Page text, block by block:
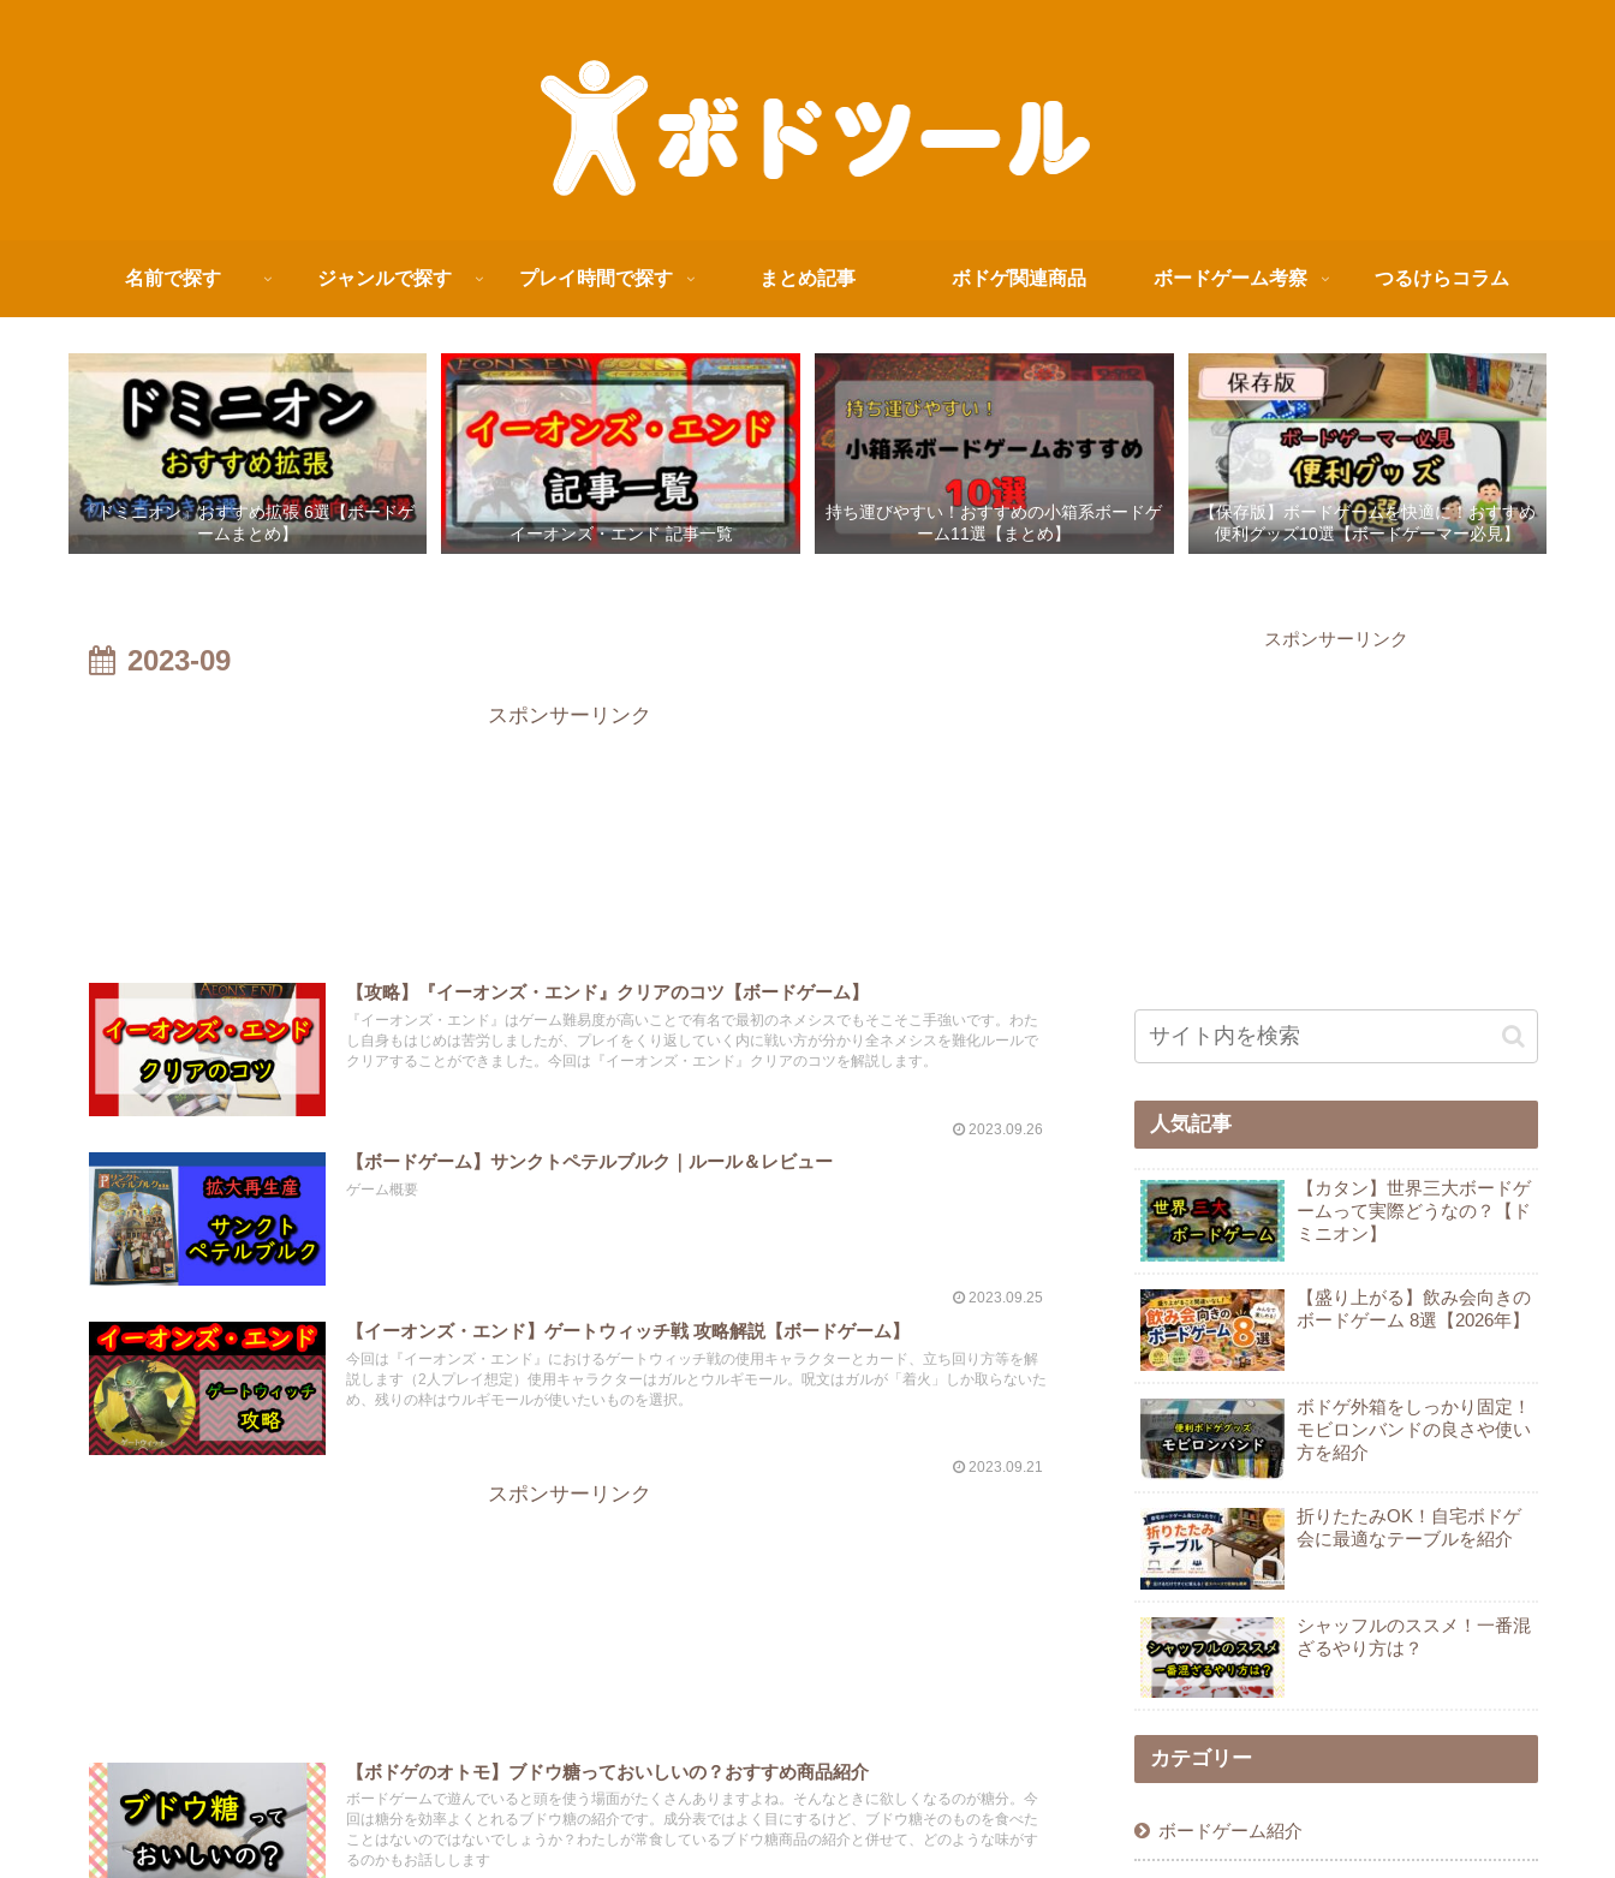
名前で探す ジャンルで探す プレイ時間で探す まとめ記事 ボドゲ関連商品 ボードゲーム考察 つるけらコラム
『ドミニオン』おすすめ拡張 6選【ボードゲ
ームまとめ】
イーオンズ・エンド 記事一覧
持ち運びやすい！おすすめの小箱系ボードゲ
ーム11選【まとめ】
【保存版】ボードゲームを快適に！おすすめ
便利グッズ10選【ボードゲーマー必見】
2023-09
スポンサーリンク
【攻略】『イーオンズ・エンド』クリアのコツ【ボードゲーム】
『イーオンズ・エンド』はゲーム難易度が高いことで有名で最初のネメシスでもそこそこ手強いです。わた
し自身もはじめは苦労しましたが、プレイをくり返していく内に戦い方が分かり全ネメシスを難化ルールで
クリアすることができました。今回は『イーオンズ・エンド』クリアのコツを解説します。
2023.09.26
【ボードゲーム】サンクトペテルブルク｜ルール＆レビュー
ゲーム概要
2023.09.25
【イーオンズ・エンド】ゲートウィッチ戦 攻略解説【ボードゲーム】
今回は『イーオンズ・エンド』におけるゲートウィッチ戦の使用キャラクターとカード、立ち回り方等を解
説します（2人プレイ想定）使用キャラクターはガルとウルギモール。呪文はガルが「着火」しか取らないた
め、残りの枠はウルギモールが使いたいものを選択。
2023.09.21
スポンサーリンク
【ボドゲのオトモ】ブドウ糖っておいしいの？おすすめ商品紹介
ボードゲームで遊んでいると頭を使う場面がたくさんありますよね。そんなときに欲しくなるのが糖分。今
回は糖分を効率よくとれるブドウ糖の紹介です。成分表ではよく目にするけど、ブドウ糖そのものを食べた
ことはないのではないでしょうか？わたしが常食しているブドウ糖商品の紹介と併せて、どのような味がす
るのかもお話しします
スポンサーリンク
人気記事
【カタン】世界三大ボードゲ
ームって実際どうなの？【ド
ミニオン】
【盛り上がる】飲み会向きの
ボードゲーム 8選【2026年】
ボドゲ外箱をしっかり固定！
モビロンバンドの良さや使い
方を紹介
折りたたみOK！自宅ボドゲ
会に最適なテーブルを紹介
シャッフルのススメ！一番混
ざるやり方は？
カテゴリー
ボードゲーム紹介